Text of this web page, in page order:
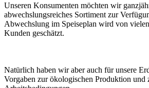
Unseren Konsumenten möchten wir
abwechslungsreiches Sortiment zur
Abwechslung im Speiseplan wird von
Kunden geschätzt.
Natürlich haben wir aber auch für unsere
Vorgaben zur ökologischen Produktion und